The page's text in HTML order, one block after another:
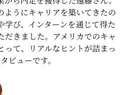
ようにキャリアを築いてきたの
学び、インターンを通じて得た
だきました。アメリカでのキャ
って、リアルなヒントが詰まっ
ビューです。